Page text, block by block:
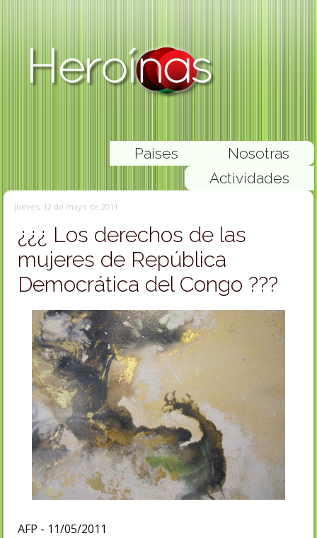
Nosotras
Paises
Actividades
jueves, 12 de mayo de 2011
¿¿¿ Los derechos de las
mujeres de República
Democrática del Congo ???
AFP - 11/05/2011